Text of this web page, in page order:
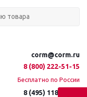
corm@corm.ru
8 (800) 222-51-15
Бесплатно по России
8 (495) 118-61-16